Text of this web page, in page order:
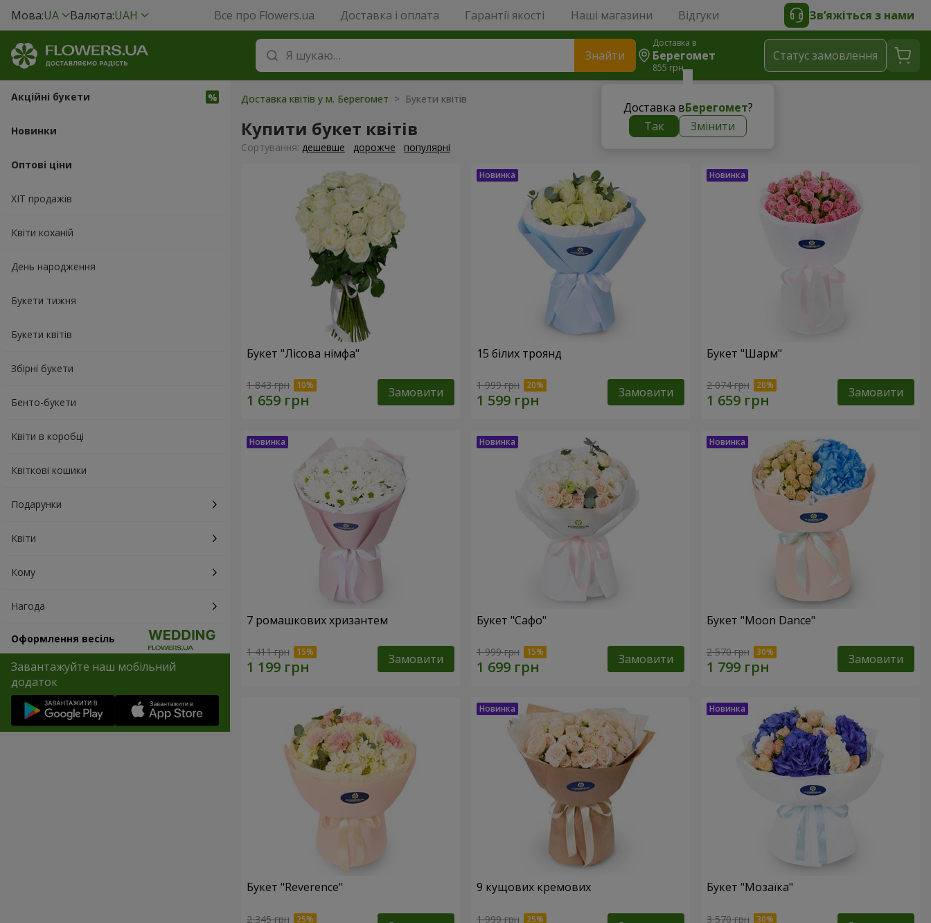
Мова:UA Валюта:UAH Все про Flowers.ua Доставка і оплата Гарантії якості Наші магазини Відгуки Зв’яжіться з нами
Знайти
Доставка в
Берегомет
855 грн
Доставка вБерегомет?
Так
Змінити
Статус замовлення
Акційні букети
Новинки
Оптові ціни
ХІТ продажів
Квіти коханій
День народження
Букети тижня
Букети квітів
Збірні букети
Бенто-букети
Квіти в коробці
Квіткові кошики
Подарунки
Квіти
Кому
Нагода
Оформлення весіль
Завантажуйте наш мобільний
додаток
Доставка квітів у м. Берегомет > Букети квітів
Купити букет квітів
Сортування: дешевше дорожче популярні
Букет "Лісова німфа"
1 843 грн Замовити
15 білих троянд
1 999 грн Замовити
Букет "Шарм"
2 074 грн Замовити
7 ромашкових хризантем
1 411 грн Замовити
Букет "Сафо"
1 999 грн Замовити
Букет "Moon Dance"
2 570 грн Замовити
Букет "Reverence"
2 345 грн
9 кущових кремових
1 999 грн
Букет "Мозаїка"
3 570 грн